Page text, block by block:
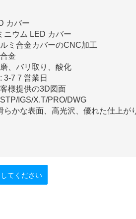
カバー
ニウム LED カバー
ミ合金カバーのCNC加工
金
、バリ取り、酸化
3-7 7 営業日
様提供の3D図面
IGS/X.T/PRO/DWG
らかな表面、高光沢、優れた仕上が
てください